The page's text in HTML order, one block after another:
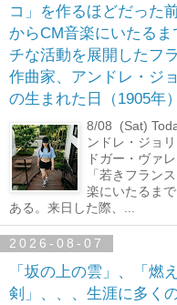
コ」を作るほどだった
からCM音楽にいたるま
チな活動を展開したフ
作曲家、アンドレ・ジ
の生まれた日（1905年）
8/08 (Sat)
ンドレ・ジョ
ドガー・ヴァ
「若きフラン
楽にいたるま
ある。来日した際、...
2026-08-07
「坂の上の雲」、「燃
剣」、、、生涯に多く